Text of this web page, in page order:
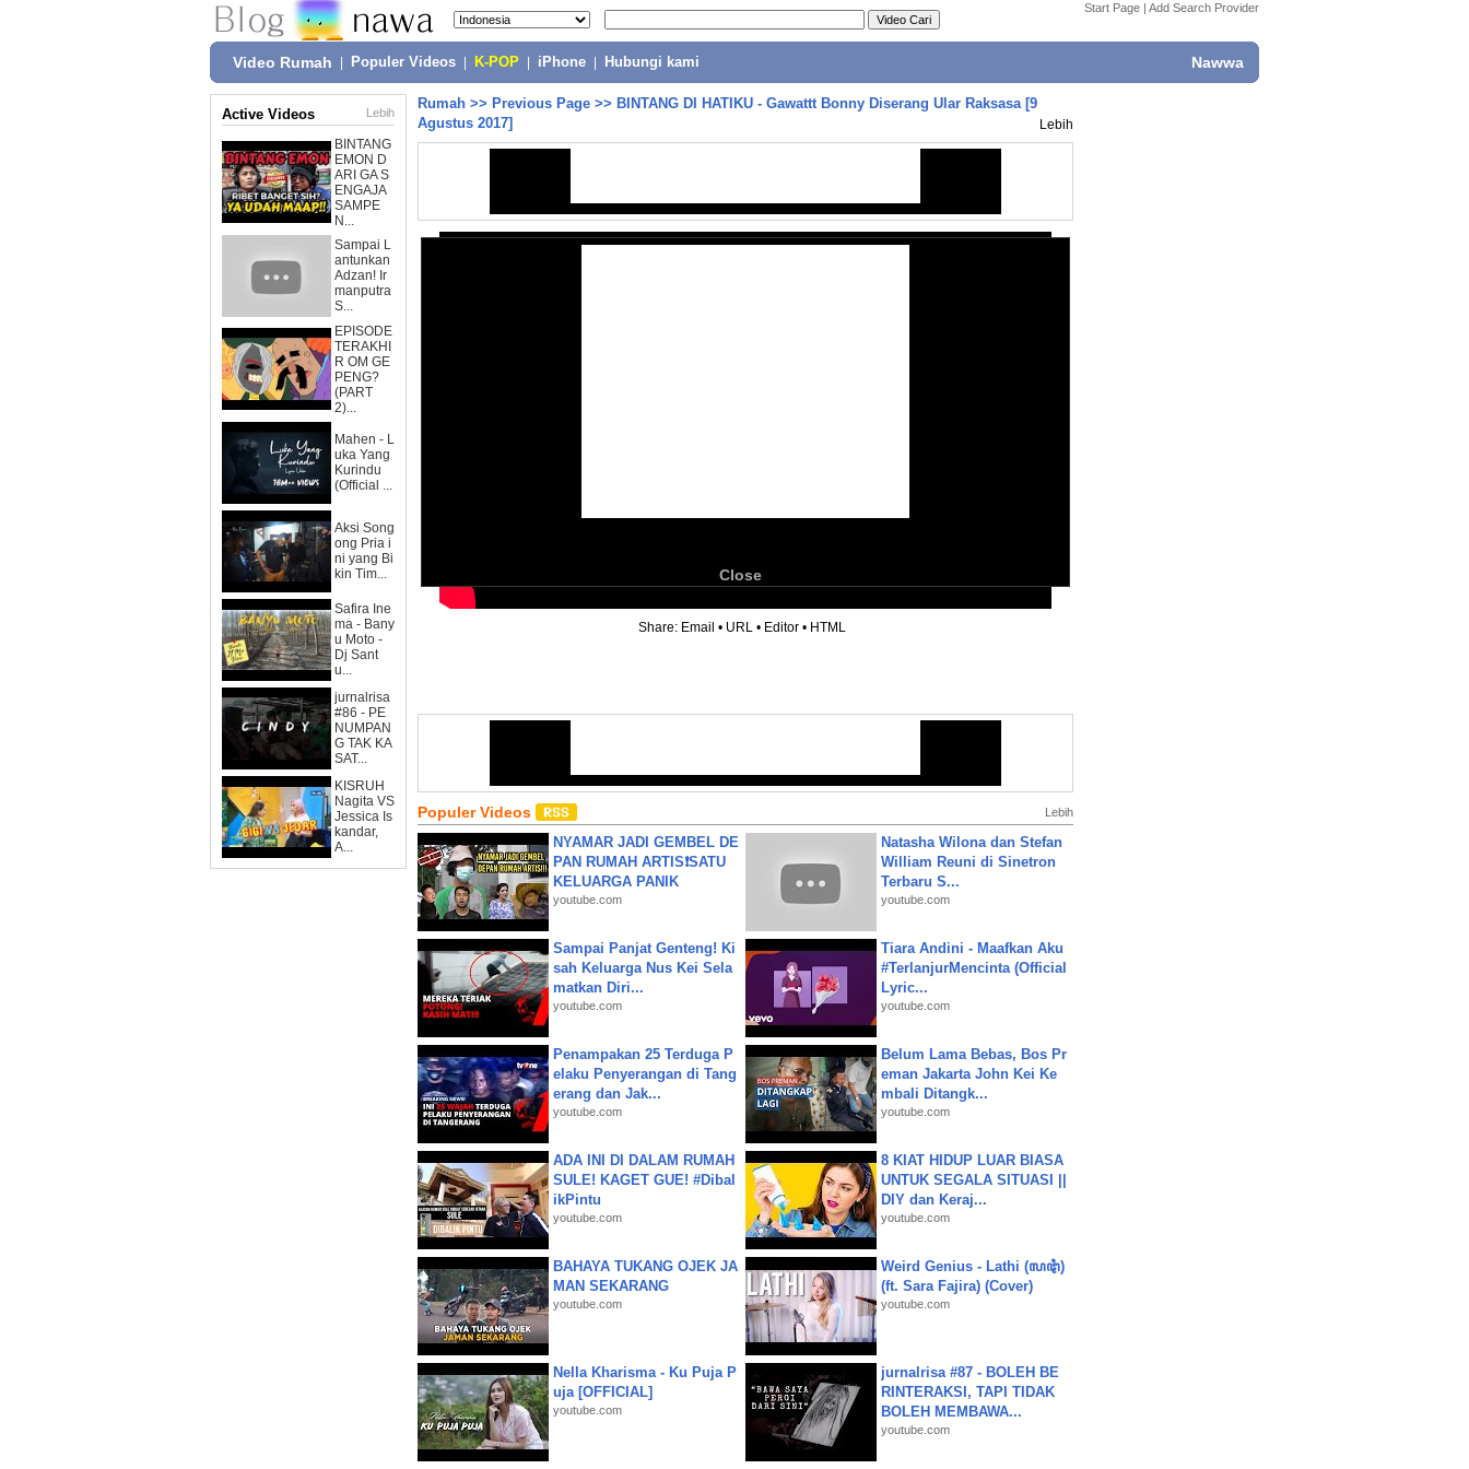
Start Page | Add Search Provider
Video Rumah Populer Videos K-POP iPhone Hubungi kami Nawwa
Active Videos Lebih
BINTANG
EMON D
ARI GA S
ENGAJA
SAMPE
N...
Sampai L
antunkan
Adzan! Ir
manputra
S...
EPISODE
TERAKHI
R OM GE
PENG?
(PART
2)...
Mahen - L
uka Yang
Kurindu
(Official ...
Aksi Song
ong Pria i
ni yang Bi
kin Tim...
Safira Ine
ma - Bany
u Moto -
Dj Sant
u...
jurnalrisa
#86 - PE
NUMPAN
G TAK KA
SAT...
KISRUH
Nagita VS
Jessica Is
kandar,
A...
Rumah >> Previous Page >> BINTANG DI HATIKU - Gawattt Bonny Diserang Ular Raksasa [9
Agustus 2017]
Lebih
Close
Share: Email • URL • Editor • HTML
Populer Videos Lebih
NYAMAR JADI GEMBEL DE
PAN RUMAH ARTIS❗SATU
KELUARGA PANIK
youtube.com
Natasha Wilona dan Stefan
William Reuni di Sinetron
Terbaru S...
youtube.com
Sampai Panjat Genteng! Ki
sah Keluarga Nus Kei Sela
matkan Diri...
youtube.com
Tiara Andini - Maafkan Aku
#TerlanjurMencinta (Official
Lyric...
youtube.com
Penampakan 25 Terduga P
elaku Penyerangan di Tang
erang dan Jak...
youtube.com
Belum Lama Bebas, Bos Pr
eman Jakarta John Kei Ke
mbali Ditangk...
youtube.com
ADA INI DI DALAM RUMAH
SULE! KAGET GUE! #Dibal
ikPintu
youtube.com
8 KIAT HIDUP LUAR BIASA
UNTUK SEGALA SITUASI ||
DIY dan Keraj...
youtube.com
BAHAYA TUKANG OJEK JA
MAN SEKARANG
youtube.com
Weird Genius - Lathi (ꦭꦛꦶ)
(ft. Sara Fajira) (Cover)
youtube.com
Nella Kharisma - Ku Puja P
uja [OFFICIAL]
youtube.com
jurnalrisa #87 - BOLEH BE
RINTERAKSI, TAPI TIDAK
BOLEH MEMBAWA...
youtube.com